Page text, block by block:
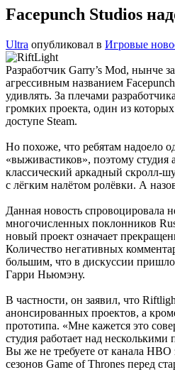
Facepunch Studios
Ultra опубликовал в Игровые
Разработчик Garry’s Mod, нынче
агрессивным названием
удивлять. За плечами
громких проекта, один из
доступе Steam.
Но похоже, что ребятам надоело
«выживастиков», поэтому студия
классический аркадный скролл-
с лёгким налётом ролёвки. А
Данная новость спровоцировала
многочисленных поклонников
новый проект означает
Количество негативных
большим, что в дискуссии
Гарри Ньюмэну.
В частности, он заявил, что
анонсированных проектов, а
прототипа. «Мне кажется это
студия работает над
Вы же не требуете от канала HBO
сезонов Game of Thrones перед